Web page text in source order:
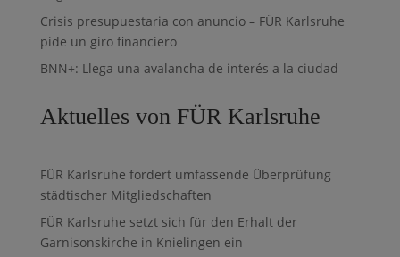
Crisis presupuestaria con anuncio – FÜR Karlsruhe
pide un giro financiero
BNN+: Llega una avalancha de interés a la ciudad
Aktuelles von FÜR Karlsruhe
FÜR Karlsruhe fordert umfassende Überprüfung
städtischer Mitgliedschaften
FÜR Karlsruhe setzt sich für den Erhalt der
Garnisonskirche in Knielingen ein